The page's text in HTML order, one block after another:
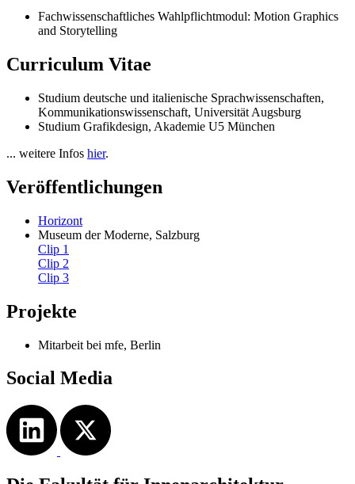
Fachwissenschaftliches Wahlpflichtmodul: Motion Graphics
and Storytelling
Curriculum Vitae
Studium deutsche und italienische Sprachwissenschaften,
Kommunikationswissenschaft, Universität Augsburg
Studium Grafikdesign, Akademie U5 München
... weitere Infos hier.
Veröffentlichungen
Horizont
Museum der Moderne, Salzburg
Clip 1
Clip 2
Clip 3
Projekte
Mitarbeit bei mfe, Berlin
Social Media